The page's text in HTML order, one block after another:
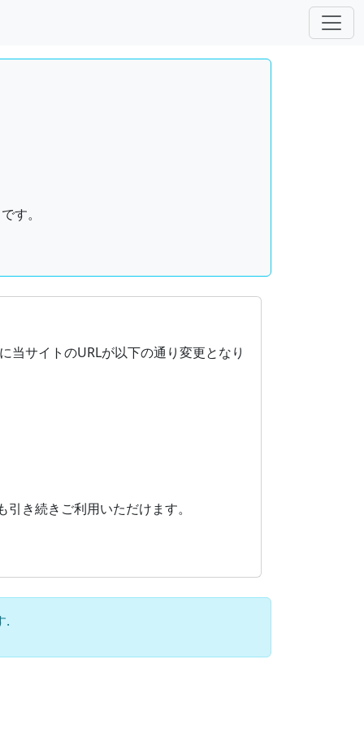
す。
当サイトのURLが以下の通り変更となり
き続きご利用いただけます。
.